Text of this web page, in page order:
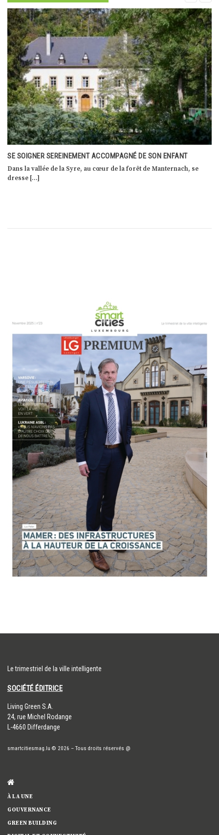
POUR UNE TRANSMISSION D’ENTREPRISE RÉUSSIE
Les entreprises naissent, croissent, se développent, prospèrent,
parfois ferment, et très souvent, sont transmises. Essentielles […]
Le trimestriel de la ville intelligente
SOCIÉTÉ ÉDITRICE
​Living Green S.A.
24, rue Michel Rodange
L-4660 Differdange
smartcitiesmag.lu © 2026 – Tous droits réservés @
À LA UNE
GOUVERNANCE
GREEN BUILDING